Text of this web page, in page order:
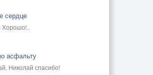
сердце
Хорошо!..
асфальту
Николай спасибо!